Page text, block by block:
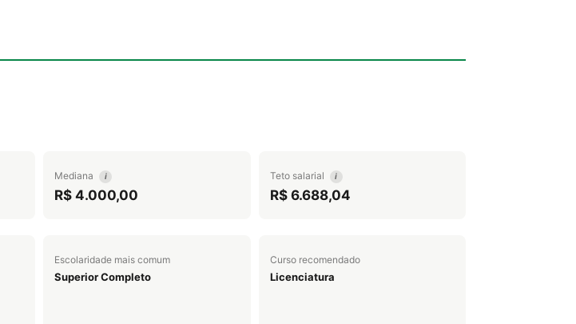
Mediana i
R$ 4.000,00
Teto salarial i
R$ 6.688,04
Escolaridade mais comum
Superior Completo
Curso recomendado
Licenciatura